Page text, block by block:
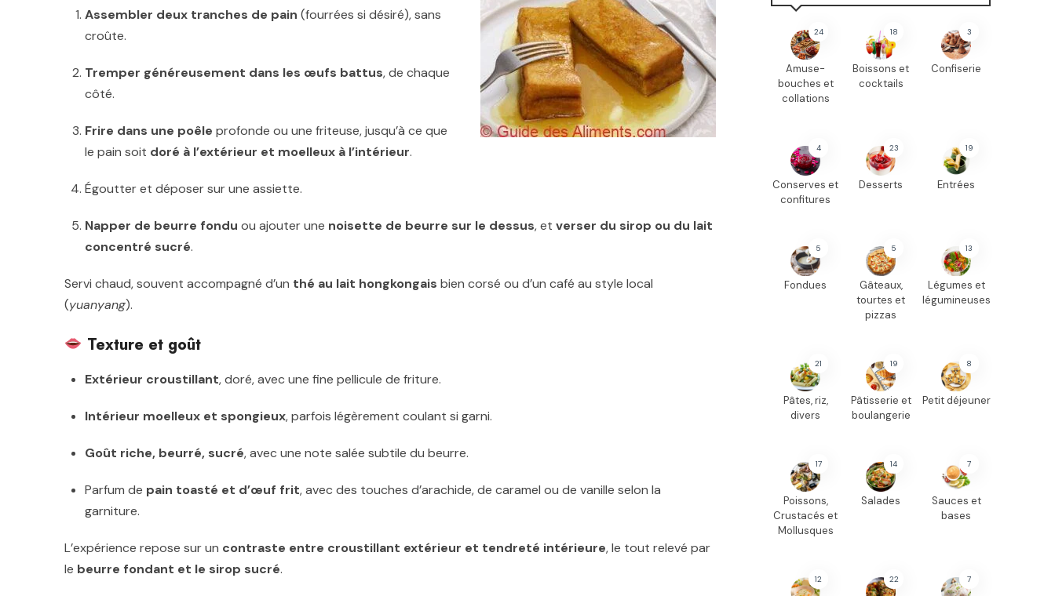
Assembler deux tranches de pain (fourrées si désiré), sans
croûte.
Tremper généreusement dans les œufs battus, de chaque
côté.
Frire dans une poêle profonde ou une friteuse, jusqu’à ce que
le pain soit doré à l’extérieur et moelleux à l’intérieur.
Égoutter et déposer sur une assiette.
Napper de beurre fondu ou ajouter une noisette de beurre sur le dessus, et verser du sirop ou du lait
concentré sucré.
Servi chaud, souvent accompagné d’un thé au lait hongkongais bien corsé ou d’un café au style local
(yuanyang).
Texture et goût
Extérieur croustillant, doré, avec une fine pellicule de friture.
Intérieur moelleux et spongieux, parfois légèrement coulant si garni.
Goût riche, beurré, sucré, avec une note salée subtile du beurre.
Parfum de pain toasté et d’œuf frit, avec des touches d’arachide, de caramel ou de vanille selon la
garniture.
L’expérience repose sur un contraste entre croustillant extérieur et tendreté intérieure, le tout relevé par
le beurre fondant et le sirop sucré.
24
Amuse-
bouches et
collations
18
Boissons et
cocktails
3
Confiserie
4
Conserves et
confitures
23
Desserts
19
Entrées
5
Fondues
5
Gâteaux,
tourtes et
pizzas
13
Légumes et
légumineuses
21
Pâtes, riz,
divers
19
Pâtisserie et
boulangerie
8
Petit déjeuner
17
Poissons,
Crustacés et
Mollusques
14
Salades
7
Sauces et
bases
12 22 7